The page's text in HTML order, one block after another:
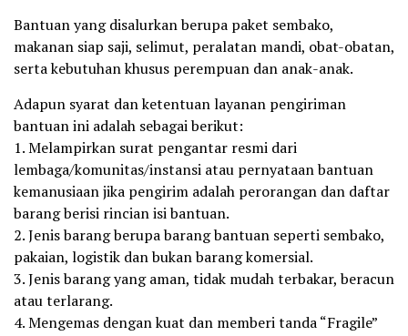
Bantuan yang disalurkan berupa paket sembako,
makanan siap saji, selimut, peralatan mandi, obat-obatan,
serta kebutuhan khusus perempuan dan anak-anak.
Adapun syarat dan ketentuan layanan pengiriman
bantuan ini adalah sebagai berikut:
1. Melampirkan surat pengantar resmi dari
lembaga/komunitas/instansi atau pernyataan bantuan
kemanusiaan jika pengirim adalah perorangan dan daftar
barang berisi rincian isi bantuan.
2. Jenis barang berupa barang bantuan seperti sembako,
pakaian, logistik dan bukan barang komersial.
3. Jenis barang yang aman, tidak mudah terbakar, beracun
atau terlarang.
4. Mengemas dengan kuat dan memberi tanda “Fragile”